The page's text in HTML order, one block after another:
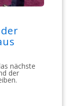
nächste
der